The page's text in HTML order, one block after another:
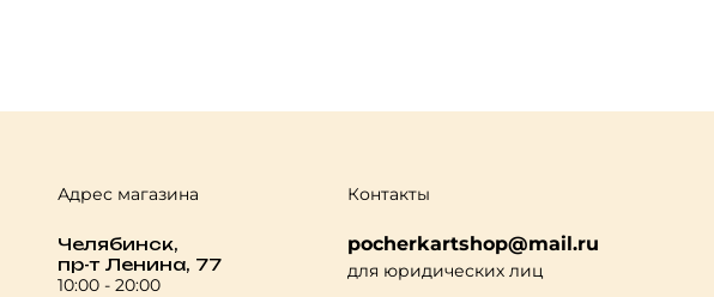
Адрес магазина
Челябинск,
пр-т Ленина, 77
10:00 - 20:00
Контакты
pocherkartshop@mail.ru
для юридических лиц